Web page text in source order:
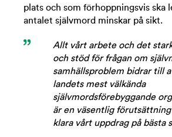
plats och som förhoppningsvis ska
antalet självmord minskar på sikt.
Allt vårt arbete och det
och stöd för frågan om
samhällsproblem bidrar till
landets mest välkända
självmordsförebyggande
är en väsentlig
klara vårt uppdrag på bästa